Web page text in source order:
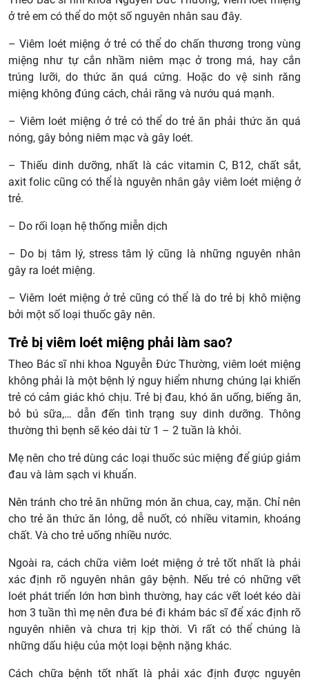
ở trẻ em có thể do một số nguyên nhân sau đây.
– Viêm loét miệng ở trẻ có thể do chấn thương trong vùng
miệng như tự cắn nhầm niêm mạc ở trong má, hay cắn
trúng lưỡi, do thức ăn quá cứng. Hoặc do vệ sinh răng
miệng không đúng cách, chải răng và nướu quá mạnh.
– Viêm loét miệng ở trẻ có thể do trẻ ăn phải thức ăn quá
nóng, gây bỏng niêm mạc và gây loét.
– Thiếu dinh dưỡng, nhất là các vitamin C, B12, chất sắt,
axit folic cũng có thể là nguyên nhân gây viêm loét miệng ở
trẻ.
– Do rối loạn hệ thống miễn dịch
– Do bị tâm lý, stress tâm lý cũng là những nguyên nhân
gây ra loét miệng.
– Viêm loét miệng ở trẻ cũng có thể là do trẻ bị khô miệng
bởi một số loại thuốc gây nên.
Trẻ bị viêm loét miệng phải làm sao?
Theo Bác sĩ nhi khoa Nguyễn Đức Thường, viêm loét miệng
không phải là một bệnh lý nguy hiểm nhưng chúng lại khiến
trẻ có cảm giác khó chịu. Trẻ bị đau, khó ăn uống, biếng ăn,
bỏ bú sữa,… dẫn đến tình trạng suy dinh dưỡng. Thông
thường thì bẹnh sẽ kéo dài từ 1 – 2 tuần là khỏi.
Mẹ nên cho trẻ dùng các loại thuốc súc miệng để giúp giảm
đau và làm sạch vi khuẩn.
Nên tránh cho trẻ ăn những món ăn chua, cay, mặn. Chỉ nên
cho trẻ ăn thức ăn lỏng, dễ nuốt, có nhiều vitamin, khoáng
chất. Và cho trẻ uống nhiều nước.
Ngoài ra, cách chữa viêm loét miệng ở trẻ tốt nhất là phải
xác định rõ nguyên nhân gây bệnh. Nếu trẻ có những vết
loét phát triển lớn hơn bình thường, hay các vết loét kéo dài
hơn 3 tuần thì mẹ nên đưa bé đi khám bác sĩ để xác định rõ
nguyên nhiên và chưa trị kịp thời. Vì rất có thể chúng là
những dấu hiệu của một loại bệnh nặng khác.
Cách chữa bệnh tốt nhất là phải xác định được nguyên